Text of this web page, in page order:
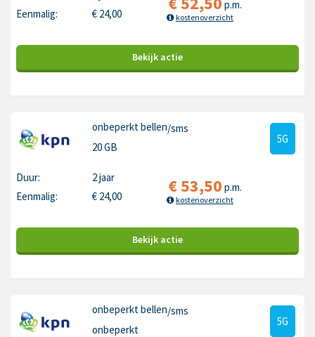
Eenmalig:
€ 24,00
p.m.
kostenoverzicht
Bekijk actie
onbeperkt bellen/sms
20 GB
5G
Duur:
2 jaar
Eenmalig:
€ 24,00 €53,50 p.m.
kostenoverzicht
Bekijk actie
onbeperkt bellen/sms
onbeperkt
5G